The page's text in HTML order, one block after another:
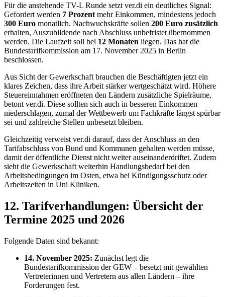
Für die anstehende TV-L Runde setzt ver.di ein deutliches Signal:
Gefordert werden 7 Prozent mehr Einkommen, mindestens jedoch
300 Euro monatlich. Nachwuchskräfte sollen 200 Euro zusätzlich
erhalten, Auszubildende nach Abschluss unbefristet übernommen
werden. Die Laufzeit soll bei 12 Monaten liegen. Das hat die
Bundestarifkommission am 17. November 2025 in Berlin
beschlossen.
Aus Sicht der Gewerkschaft brauchen die Beschäftigten jetzt ein
klares Zeichen, dass ihre Arbeit stärker wertgeschätzt wird. Höhere
Steuereinnahmen eröffneten den Ländern zusätzliche Spielräume,
betont ver.di. Diese sollten sich auch in besseren Einkommen
niederschlagen, zumal der Wettbewerb um Fachkräfte längst spürbar
sei und zahlreiche Stellen unbesetzt bleiben.
Gleichzeitig verweist ver.di darauf, dass der Anschluss an den
Tarifabschluss von Bund und Kommunen gehalten werden müsse,
damit der öffentliche Dienst nicht weiter auseinanderdriftet. Zudem
sieht die Gewerkschaft weiterhin Handlungsbedarf bei den
Arbeitsbedingungen im Osten, etwa bei Kündigungsschutz oder
Arbeitszeiten in Uni Kliniken.
12. Tarifverhandlungen: Übersicht der
Termine 2025 und 2026
Folgende Daten sind bekannt:
14. November 2025: Zunächst legt die
Bundestarifkommission der GEW – besetzt mit gewählten
Vertreterinnen und Vertretern aus allen Ländern – ihre
Forderungen fest.